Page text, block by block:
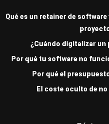
Qué es un retainer de
¿Cuándo digitalizar un
Por qué tu software no
Por qué el
El coste oculto de